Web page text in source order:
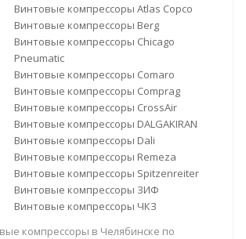
Винтовые компрессоры Atlas Copco
Винтовые компрессоры Berg
Винтовые компрессоры Chicago
Pneumatic
Винтовые компрессоры Comaro
Винтовые компрессоры Comprag
Винтовые компрессоры CrossAir
Винтовые компрессоры DALGAKIRAN
Винтовые компрессоры Dali
Винтовые компрессоры Remeza
Винтовые компрессоры Spitzenreiter
Винтовые компрессоры ЗИФ
Винтовые компрессоры ЧКЗ
компрессоры в Челябинске по